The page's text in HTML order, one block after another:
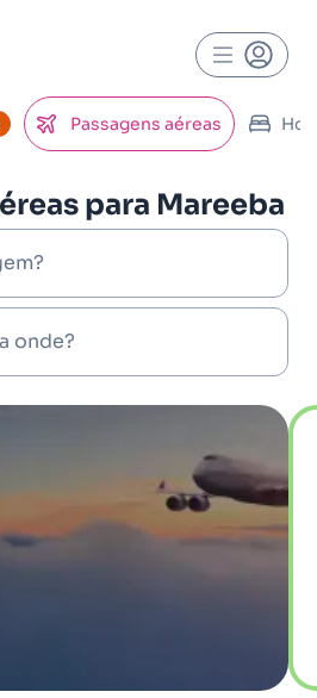
Passagens aéreas
para Mareeba
onde?